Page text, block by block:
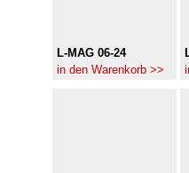
L-MAG 06-24
in den Warenkorb >>